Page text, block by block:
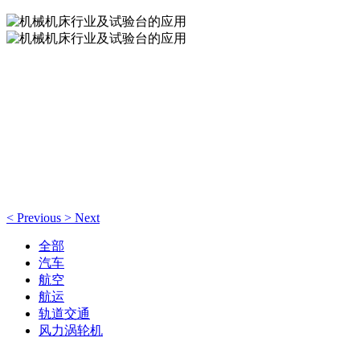
< Previous > Next
全部
汽车
航空
航运
轨道交通
风力涡轮机